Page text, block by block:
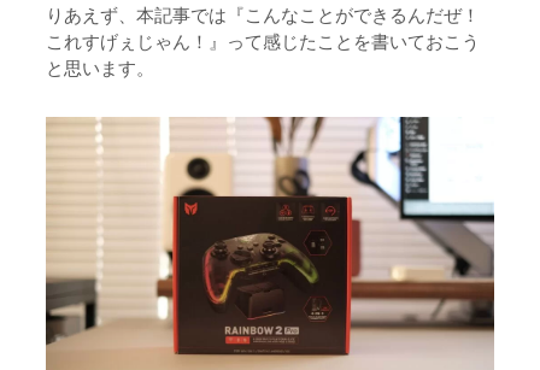
りあえず、本記事では『こんなことができるんだぜ！
これすげぇじゃん！』って感じたことを書いておこう
と思います。